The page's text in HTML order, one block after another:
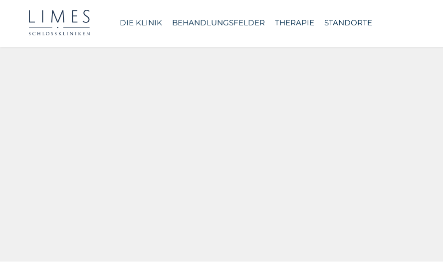
DIE KLINIK BEHANDLUNGSFELDER THERAPIE STANDORTE